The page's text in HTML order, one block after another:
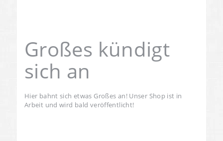
Großes kündigt
sich an
Hier bahnt sich etwas Großes an! Unser Shop ist in
Arbeit und wird bald veröffentlicht!